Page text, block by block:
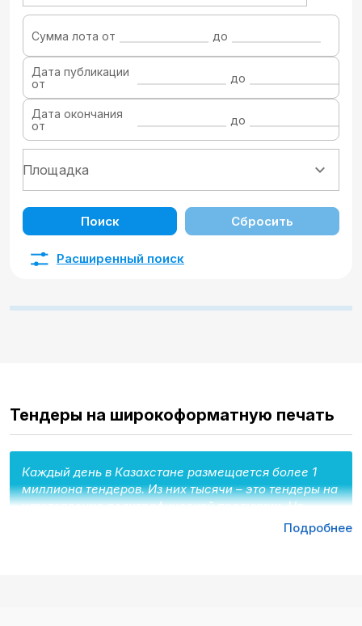
Сумма лота от до
Дата публикации
от
до
Дата окончания
от
до
Поиск Сбросить
Расширенный поиск
Тендеры на широкоформатную печать
Каждый день в Казахстане размещается более 1
миллиона тендеров. Из них тысячи – это тендеры на
изготовление полиграфической продукции. Не
упускайте возможность, участвуйте в торгах ужеПодробнее